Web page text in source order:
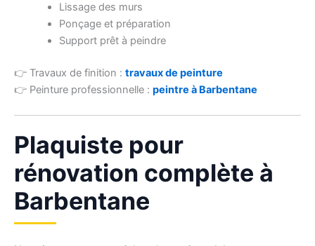
Lissage des murs
Ponçage et préparation
Support prêt à peindre
👉 Travaux de finition : travaux de peinture
👉 Peinture professionnelle : peintre à Barbentane
Plaquiste pour
rénovation complète à
Barbentane